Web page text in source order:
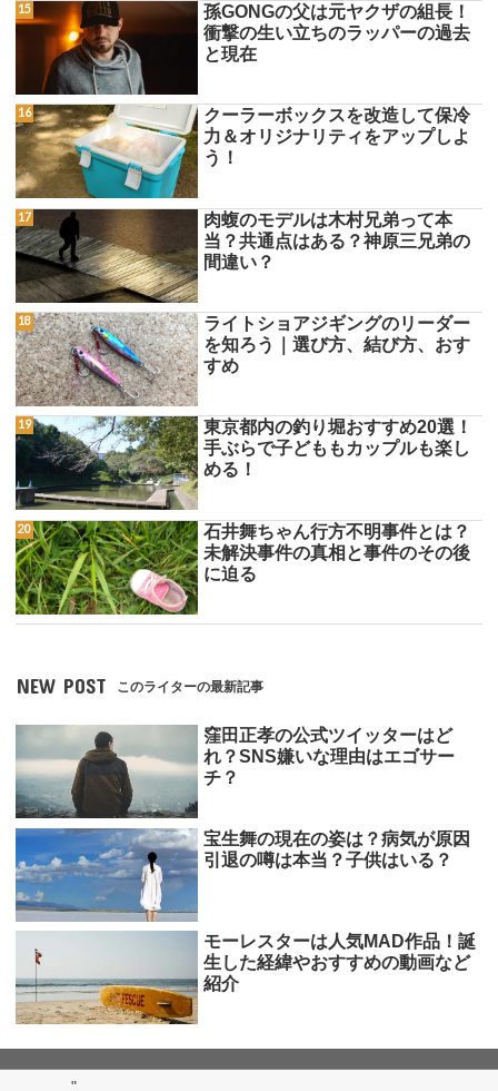
孫GONGの父は元ヤクザの組長！
衝撃の生い立ちのラッパーの過去
と現在
クーラーボックスを改造して保冷
力＆オリジナリティをアップしよ
う！
肉蝮のモデルは木村兄弟って本
当？共通点はある？神原三兄弟の
間違い？
ライトショアジギングのリーダー
を知ろう｜選び方、結び方、おす
すめ
東京都内の釣り堀おすすめ20選！
手ぶらで子どももカップルも楽し
める！
石井舞ちゃん行方不明事件とは？
未解決事件の真相と事件のその後
に迫る
NEW POST このライターの最新記事
窪田正孝の公式ツイッターはど
れ？SNS嫌いな理由はエゴサー
チ？
宝生舞の現在の姿は？病気が原因
引退の噂は本当？子供はいる？
モーレスターは人気MAD作品！誕
生した経緯やおすすめの動画など
紹介
"